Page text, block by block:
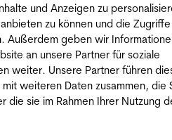
und Anzeigen zu
zu können und die
Außerdem geben wir
an unsere Partner für soziale
weiter. Unsere Partner führen
weiteren Daten zusammen, die
die sie im Rahmen Ihrer Nutzung